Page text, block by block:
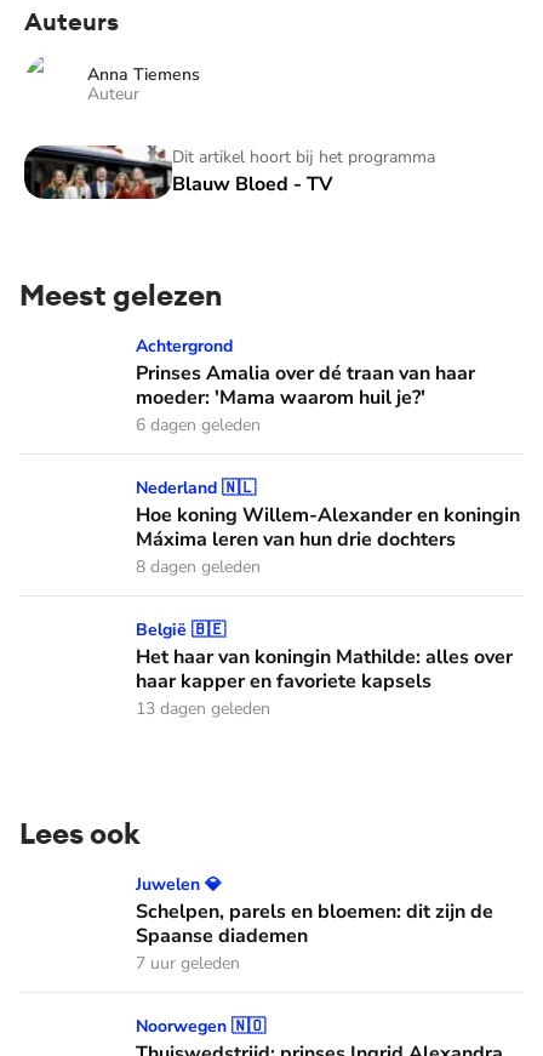
Auteurs
Anna Tiemens
Auteur
Dit artikel hoort bij het programma
Blauw Bloed - TV
Blauw Bloed - TV
Meest gelezen
Prinses Amalia over dé traan van haar moeder: 'Mama
Achtergrond
Prinses Amalia over dé traan van haar
moeder: 'Mama waarom huil je?'
6 dagen geleden
Hoe koning Willem-Alexander en koningin Máxima leren
Nederland 🇳🇱
Hoe koning Willem-Alexander en koningin
Máxima leren van hun drie dochters
8 dagen geleden
Het haar van koningin Mathilde: alles over haar kapper en
België 🇧🇪
Het haar van koningin Mathilde: alles over
haar kapper en favoriete kapsels
13 dagen geleden
Lees ook
Schelpen, parels en bloemen: dit zijn de Spaanse diademen
Juwelen 💎
Schelpen, parels en bloemen: dit zijn de
Spaanse diademen
7 uur geleden
Thuiswedstrijd: prinses Ingrid Alexandra gaat in Oslo
Noorwegen 🇳🇴